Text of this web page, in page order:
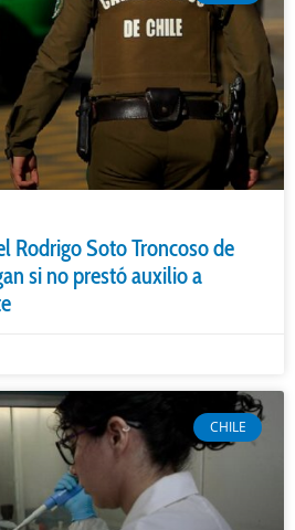
Rodrigo Soto Troncoso de
si no prestó auxilio a
CHILE